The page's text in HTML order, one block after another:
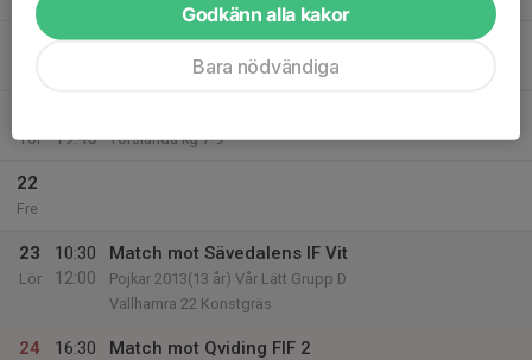
17:00
P13 Träning
Hästevik 21:47 Arena 11
Tor
19:45
Torslanda kg 7-9
22
Fre
23
Lör
10:30
12:00
Match mot Sävedalens IF Vit
Pojkar 2013(13 år) Vår Lätt Grupp D
Vallhamra 22 Konstgräs
24
16:30
Match mot Qviding FIF 2
Godkänn alla kakor
Bara nödvändiga